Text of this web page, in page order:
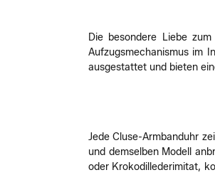
Die besondere Liebe
Aufzugsmechanismus im
ausgestattet und bieten
Jede Cluse-Armbanduhr
und demselben Modell
oder Krokodillederimitat,